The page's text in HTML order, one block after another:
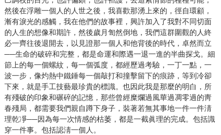
然後在浮雕一個人的人世之後，我喜歡那湧上來的，徑自環顧，
漸有淚光的感觸，我在他們的故事裡，興許加入了我對不同切面
的人生的想像和期許，然後歲月訇然倒地，我們這群圍觀的人終
必一齊往後退開去，以見證那一個人和他背後的時代，卓然而立
──生命的破碎和完整，都是命運和際遇一退一進的半曲探戈。細
節上的每一個螺紋，每一個弧度，都經歷過考驗，一丁一點，一
波一步，像灼熱中鐵錘每一個敲打和撞擊留下的痕跡，等到冷卻
下來，就是手工技藝最珍貴的標識。也因此我是那麼的明白，所
有殘破的印象和碾碎的記憶，那些曾經糜爛過風華過凋零過的靑
春殘局，都需要我們親自蹲下身子，裝著若無其事地一件一件淸
理乾凈──因為每一次情感的枯萎，都是一截眞理的完成。包括識
穿一件事。包括認淸一個人。